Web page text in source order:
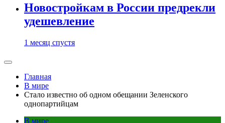
Новостройкам в России предрекли
удешевление
1 месяц спустя
Главная
В мире
Стало известно об одном обещании Зеленского
однопартийцам
В мире